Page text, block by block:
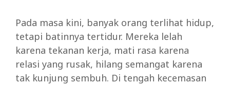
Pada masa kini, banyak orang terlihat hidup,
tetapi batinnya tertidur. Mereka lelah
karena tekanan kerja, mati rasa karena
relasi yang rusak, hilang semangat karena
tak kunjung sembuh. Di tengah kecemasan